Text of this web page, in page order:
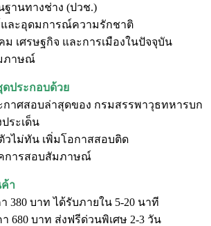
านทางช่าง (ปวช.)
และอุดมการณ์ความรักชาติ
ม เศรษฐกิจ และการเมืองในปัจจุบัน
ภาษณ์
ดประกอบด้วย
าศสอบล่าสุดของ กรมสรรพาวุธทหารบก
ระเด็น
วไม่ทัน เพิ่มโอกาสสอบติด
คการสอบสัมภาษณ์
า
380 บาท ได้รับภายใน 5-20 นาที
680 บาท ส่งฟรีด่วนพิเศษ 2-3 วัน